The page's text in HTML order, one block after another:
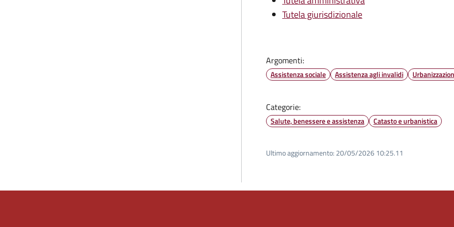
Tutela giurisdizionale
Argomenti:
Assistenza sociale Assistenza agli invalidi
Categorie:
Salute, benessere e assistenza Catasto e urbanistica
Ultimo aggiornamento: 20/05/2026 10:25.11